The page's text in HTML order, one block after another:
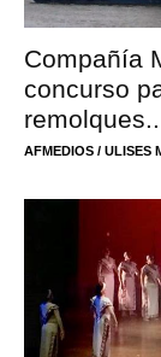
Compañía
concurso
AFMEDIOS / ULISES